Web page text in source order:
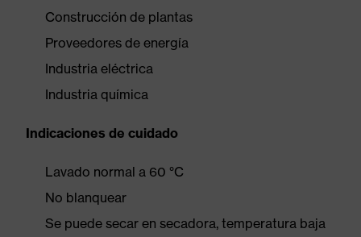
Construcción de plantas
Proveedores de energía
Industria eléctrica
Industria química
Indicaciones de cuidado
Lavado normal a 60 °C
No blanquear
Se puede secar en secadora, temperatura baja